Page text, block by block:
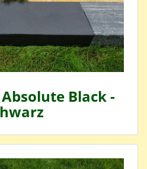
Black -